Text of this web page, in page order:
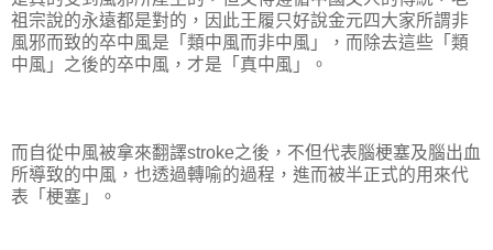
祖宗說的永遠都是對的，因此王履只好說金元四大家所謂非
風邪而致的卒中風是「類中風而非中風」，而除去這些「類
中風」之後的卒中風，才是「真中風」。
而自從中風被拿來翻譯stroke之後，不但代表腦梗塞及腦出血
所導致的中風，也透過轉喻的過程，進而被半正式的用來代
表「梗塞」。